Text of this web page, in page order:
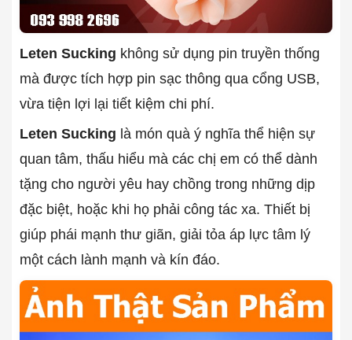
Leten Sucking không sử dụng pin truyền thống
mà được tích hợp pin sạc thông qua cổng USB,
vừa tiện lợi lại tiết kiệm chi phí.
Leten Sucking là món quà ý nghĩa thể hiện sự
quan tâm, thấu hiểu mà các chị em có thể dành
tặng cho người yêu hay chồng trong những dịp
đặc biệt, hoặc khi họ phải công tác xa. Thiết bị
giúp phái mạnh thư giãn, giải tỏa áp lực tâm lý
một cách lành mạnh và kín đáo.